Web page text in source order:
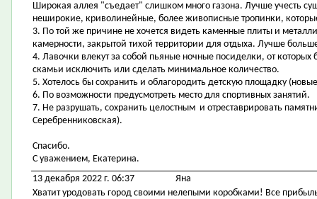
Широкая аллея "съедает" слишком много газона. Лучше учесть
неширокие, криволинейные, более живописные тропинки,
3. По той же причине не хочется видеть каменные плиты и
камерности, закрытой тихой территории для отдыха. Лучше
4. Лавочки влекут за собой пьяные ночные посиделки, от которых
скамьи исключить или сделать минимальное количество.
5. Хотелось бы сохранить и облагородить детскую площадку
6. По возможности предусмотреть место для спортивных занятий.
7. Не разрушать, сохранить целостным и отреставрировать
Серебренниковская).
Спасибо.
С уважением, Екатерина.
13 декабря 2022 г. 06:37
Яна
Хватит уродовать город своими нелепыми коробками! Все